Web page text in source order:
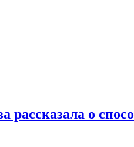
рассказала о